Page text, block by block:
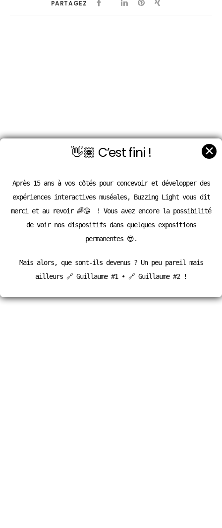
PARTAGEZ
👋🏽 C’est fini ! ✕
Après 15 ans à vos côtés pour concevoir et développer des
expériences interactives muséales, Buzzing Light vous dit
merci et au revoir 🌈😘 ! Vous avez encore la possibilité
de voir nos dispositifs dans quelques expositions
permanentes 😎.
Mais alors, que sont-ils devenus ? Un peu pareil mais
ailleurs 🔗 Guillaume #1 • 🔗 Guillaume #2 !